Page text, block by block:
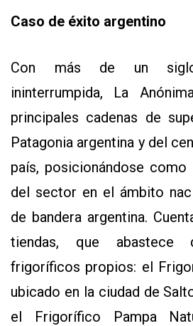
Caso de éxito argentino
Con más de un
ininterrumpida, La
principales cadenas de
Patagonia argentina y del
país, posicionándose como
del sector en el ámbito
de bandera argentina.
tiendas, que abastece
frigoríficos propios: el
ubicado en la ciudad de
el Frigorífico Pampa